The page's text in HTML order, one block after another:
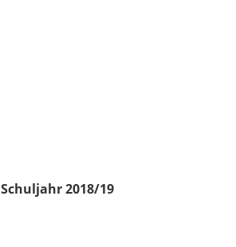
Schuljahr 2018/19